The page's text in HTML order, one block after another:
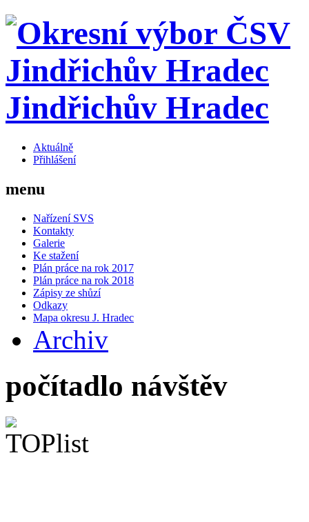
Jindřichův Hradec
Aktuálně
Přihlášení
menu
Nařízení SVS
Kontakty
Galerie
Ke stažení
Plán práce na rok 2017
Plán práce na rok 2018
Zápisy ze shůzí
Odkazy
Mapa okresu J. Hradec
Archiv
počítadlo návštěv